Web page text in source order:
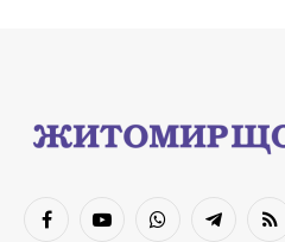
FacebookYouTubeWhatsAppTelegramRSS